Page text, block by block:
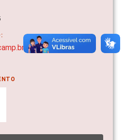
Acervo/Detalhe/39